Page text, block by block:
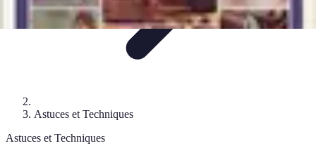
Astuces et Techniques
Astuces et Techniques